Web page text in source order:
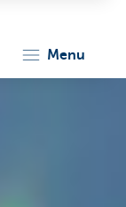
menu